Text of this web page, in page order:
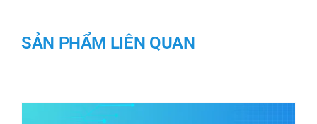
SẢN PHẨM LIÊN QUAN